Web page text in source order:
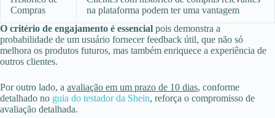
Compras
na plataforma podem ter uma vantagem
O critério de engajamento é essencial pois demonstra a
probabilidade de um usuário fornecer feedback útil, que não só
melhora os produtos futuros, mas também enriquece a experiência de
outros clientes.
Por outro lado, a avaliação em um prazo de 10 dias, conforme
detalhado no guia do testador da Shein, reforça o compromisso de
avaliação detalhada.